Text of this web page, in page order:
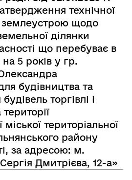
технічної
землеустрою щодо
ділянки
що перебуває в
5 років у гр.
будівництва та
торгівлі і
міської територіальної
району
за адресою: м.
Дмитрієва, 12-а»